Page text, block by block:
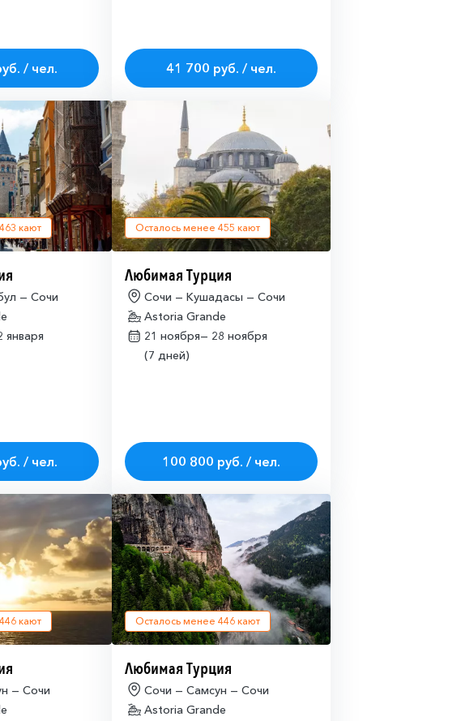
/ чел. 41 700 руб. / чел.
463 кают
— Сочи
января
/ чел.
Осталось менее 455 кают
Любимая Турция
Сочи — Кушадасы — Сочи
Astoria Grande
21 ноября— 28 ноября
(7 дней)
100 800 руб. / чел.
446 кают
— Сочи
Осталось менее 446 кают
Любимая Турция
Сочи — Самсун — Сочи
Astoria Grande